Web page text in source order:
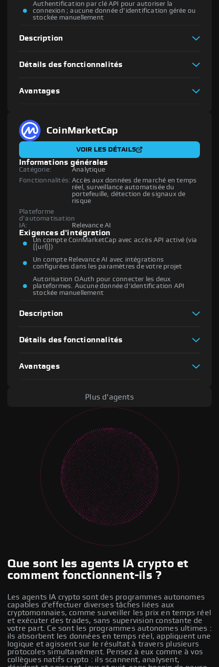
Authentification par clé API pour autoriser la
connexion ; aucune donnée d'identification gérée ou
stockée manuellement
Description
Détails des fonctionnalités
Avantages
CoinMarketCap
VOIR LES DÉTAILS
Informations générales
Catégorie:
Analytique
Fonctionnalités: Accès aux données de marché en temps
réel, surveillance automatisée du
portefeuille, détection de signaux de
risque
Plateforme
d'automatisation
IA:
Relevance AI
Exigences d'intégration
Un compte CoinMarketCap avec accès API activé (via
{{url}})
Un compte Relevance AI avec intégrations
configurées dans les paramètres de votre projet
Autorisation OAuth pour connecter les deux
plateformes. Aucune donnée d'identification API
stockée manuellement
Description
Détails des fonctionnalités
Avantages
Plus d'agents
Que sont les agents IA crypto et
comment fonctionnent-ils ?
Les agents IA crypto sont des programmes autonomes
capables d'effectuer diverses tâches liées aux
cryptomonnaies, comme surveiller les prix en temps réel
et exécuter des trades, sans supervision constante de
votre part. Ce sont les programmes autonomes ultimes :
ils absorbent les données en temps réel, appliquent une
logique et agissent sur le résultat à travers plusieurs
protocoles simultanément. Pensez à eux comme à vos
collègues natifs crypto : ils scannent, analysent,